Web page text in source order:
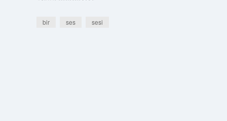
bir ses sesi